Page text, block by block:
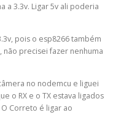
a 3.3v. Ligar 5v ali poderia
pois o esp8266 também
precisei fazer nenhuma
no nodemcu e liguei
o RX e o TX estava ligados
O Correto é ligar ao